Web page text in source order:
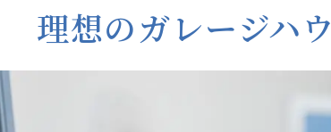
理想のガレージハ